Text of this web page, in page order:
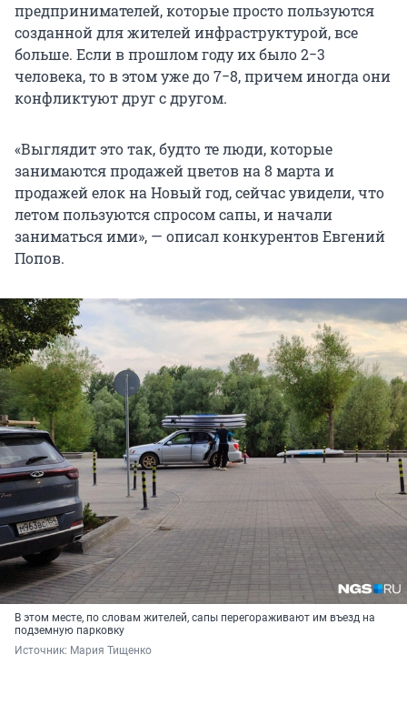
предпринимателей, которые просто пользуются
созданной для жителей инфраструктурой, все
больше. Если в прошлом году их было 2−3
человека, то в этом уже до 7−8, причем иногда они
конфликтуют друг с другом.
«Выглядит это так, будто те люди, которые
занимаются продажей цветов на 8 марта и
продажей елок на Новый год, сейчас увидели, что
летом пользуются спросом сапы, и начали
заниматься ими», — описал конкурентов Евгений
Попов.
В этом месте, по словам жителей, сапы перегораживают им въезд на
подземную парковку
Источник: Мария Тищенко